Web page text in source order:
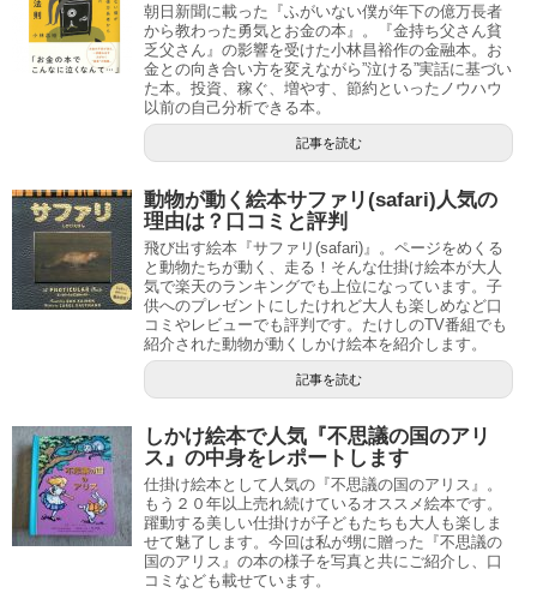
朝日新聞に載った『ふがいない僕が年下の億万長者
から教わった勇気とお金の本』。『金持ち父さん貧
乏父さん』の影響を受けた小林昌裕作の金融本。お
金との向き合い方を変えながら”泣ける”実話に基づい
た本。投資、稼ぐ、増やす、節約といったノウハウ
以前の自己分析できる本。
記事を読む
動物が動く絵本サファリ(safari)人気の
理由は？口コミと評判
飛び出す絵本『サファリ(safari)』。ページをめくる
と動物たちが動く、走る！そんな仕掛け絵本が大人
気で楽天のランキングでも上位になっています。子
供へのプレゼントにしたけれど大人も楽しめなど口
コミやレビューでも評判です。たけしのTV番組でも
紹介された動物が動くしかけ絵本を紹介します。
記事を読む
しかけ絵本で人気『不思議の国のアリ
ス』の中身をレポートします
仕掛け絵本として人気の『不思議の国のアリス』。
もう２０年以上売れ続けているオススメ絵本です。
躍動する美しい仕掛けが子どもたちも大人も楽しま
せて魅了します。今回は私が甥に贈った『不思議の
国のアリス』の本の様子を写真と共にご紹介し、口
コミなども載せています。